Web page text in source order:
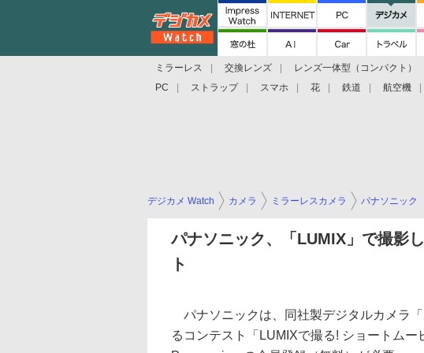
ミラーレス 交換レンズ レンズ一体型（コンパクト）
PC
ストラップ スマホ 花 鉄道 航空機
デジカメ Watch カメラ ミラーレスカメラ パナソニック
パナソニック、「LUMIX」で撮影
ト
パナソニックは、同社製デジタルカメラ
るコンテスト「LUMIXで撮る! ショートム